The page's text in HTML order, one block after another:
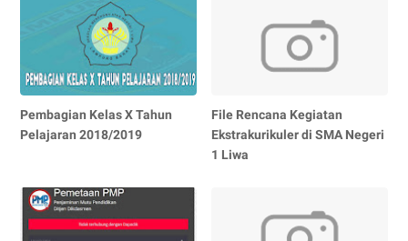
Pembagian Kelas X Tahun
Pelajaran 2018/2019
File Rencana Kegiatan
Ekstrakurikuler di SMA Negeri
1 Liwa